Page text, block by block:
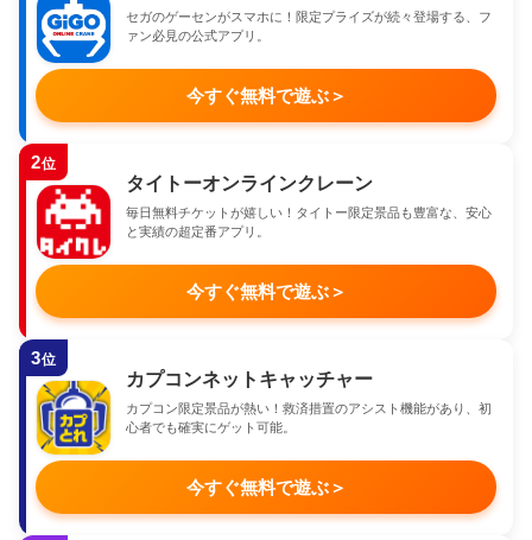
セガのゲーセンがスマホに！限定プライズが続々登場する、フ
ァン必見の公式アプリ。
今すぐ無料で遊ぶ＞
2位
タイトーオンラインクレーン
毎日無料チケットが嬉しい！タイトー限定景品も豊富な、安心
と実績の超定番アプリ。
今すぐ無料で遊ぶ＞
3位
カプコンネットキャッチャー
カプコン限定景品が熱い！救済措置のアシスト機能があり、初
心者でも確実にゲット可能。
今すぐ無料で遊ぶ＞